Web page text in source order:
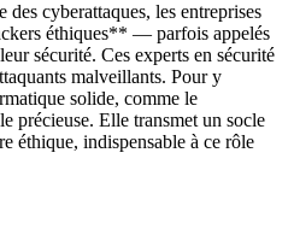
des cyberattaques, les entreprises
éthiques** — parfois appelés
sécurité. Ces experts en sécurité
malveillants. Pour y
solide, comme le
précieuse. Elle transmet un socle
éthique, indispensable à ce rôle